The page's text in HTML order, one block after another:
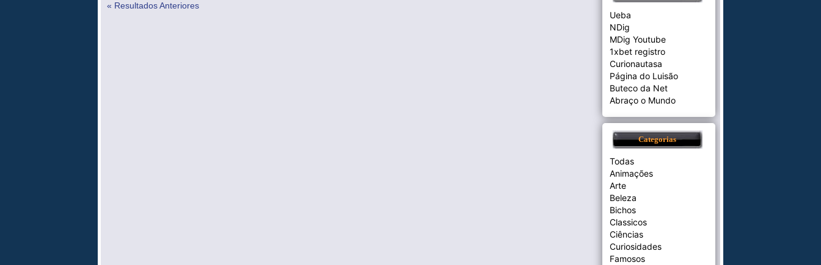
« Resultados Anteriores
Ueba
NDig
MDig Youtube
1xbet registro
Curionautasa
Página do Luisão
Buteco da Net
Abraço o Mundo
Categorias
Todas
Animações
Arte
Beleza
Bichos
Classicos
Ciências
Curiosidades
Famosos